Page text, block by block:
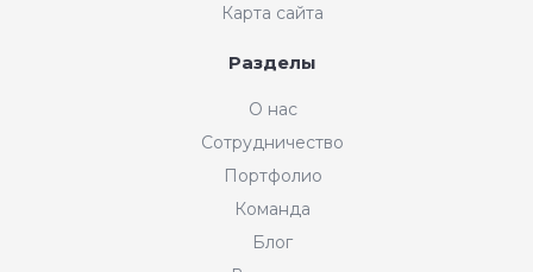
Карта сайта
Разделы
О нас
Сотрудничество
Портфолио
Команда
Блог